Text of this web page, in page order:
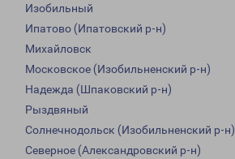
Изобильный
Ипатово (Ипатовский р-н)
Михайловск
Московское (Изобильненский р-н)
Надежда (Шпаковский р-н)
Рыздвяный
Солнечнодольск (Изобильненский р-н)
Северное (Александровский р-н)